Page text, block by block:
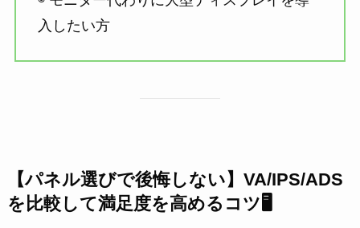
入したい方
【パネル選びで後悔しない】VA/IPS/ADS
を比較して満足度を高めるコツ🖥️